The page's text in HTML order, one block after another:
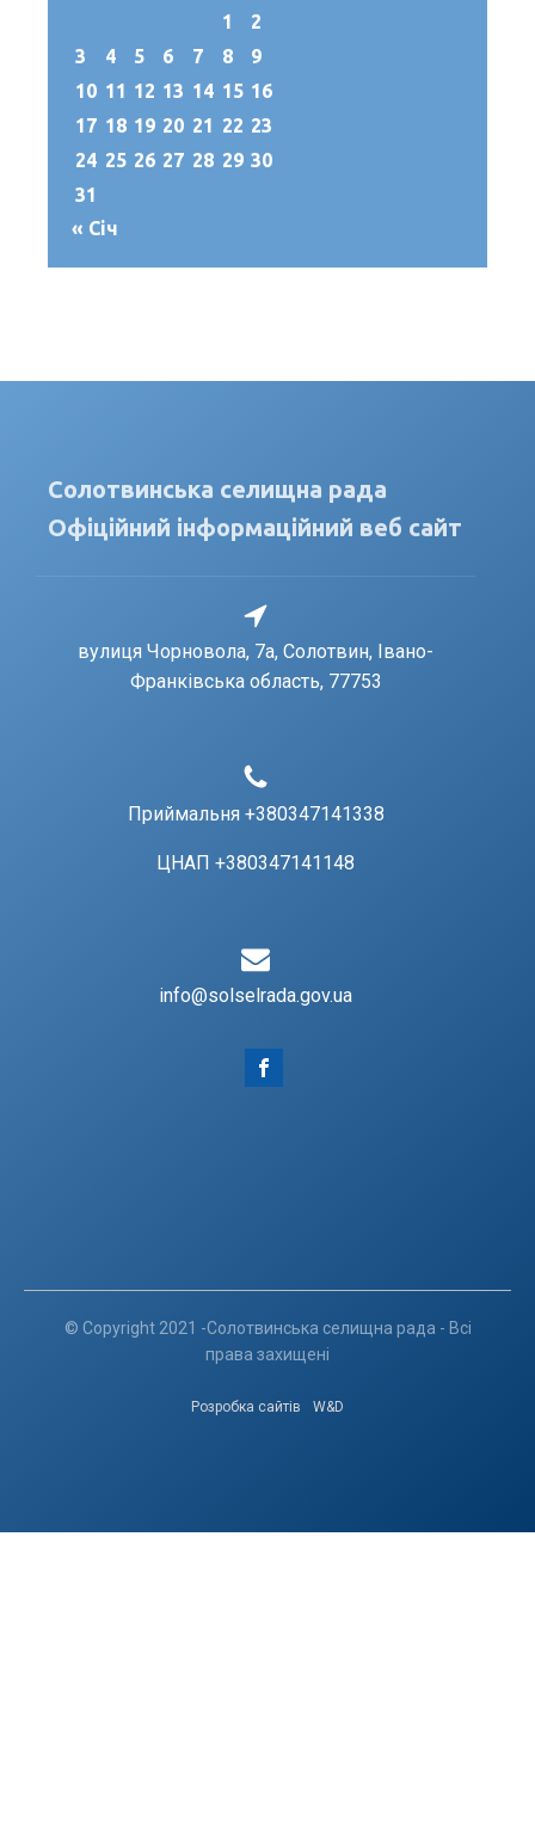
1
2
3
4 5 6 7 8
9
10 11 12 13 14 15 16
17 18 19 20 21 22 23
24 25 26 27 28 29 30
31
« Січ
Солотвинська селищна рада
Офіційний інформаційний веб сайт
вулиця Чорновола, 7a, Солотвин, Івано-
Франківська область, 77753
Приймальня +380347141338
ЦНАП +380347141148
info@solselrada.gov.ua
© Copyright 2021 -Солотвинська селищна рада - Всі
права захищені
Розробка сайтів W&D